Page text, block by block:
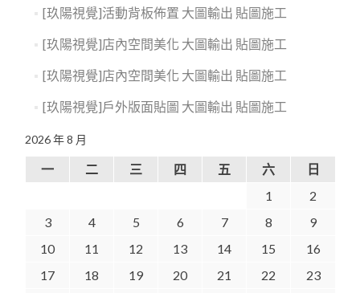
[玖陽視覺]活動背板佈置 大圖輸出 貼圖施工
[玖陽視覺]店內空間美化 大圖輸出 貼圖施工
[玖陽視覺]店內空間美化 大圖輸出 貼圖施工
[玖陽視覺]戶外版面貼圖 大圖輸出 貼圖施工
2026 年 8 月
一 二 三 四 五 六
日
1
2
3
4 5 6 7 8
9
10
11 12 13 14 15
16
17
18 19 20 21 22
23